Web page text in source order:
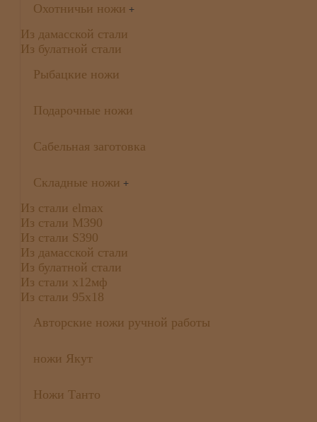
Охотничьи ножи +
Из дамасской стали
Из булатной стали
Рыбацкие ножи
Подарочные ножи
Сабельная заготовка
Складные ножи +
Из стали elmax
Из стали М390
Из стали S390
Из дамасской стали
Из булатной стали
Из стали х12мф
Из стали 95х18
Авторские ножи ручной работы
ножи Якут
Ножи Танто